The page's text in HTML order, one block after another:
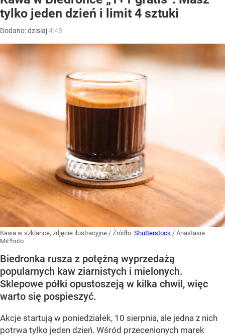
tylko jeden dzień i limit 4 sztuki
Dodano:dzisiaj4:48
Kawa w szklance, zdjęcie ilustracyjne / Źródło: Shutterstock / Anastasia
MiPhoto
Biedronka rusza z potężną wyprzedażą
popularnych kaw ziarnistych i mielonych.
Sklepowe półki opustoszeją w kilka chwil, więc
warto się pospieszyć.
Akcje startują w poniedziałek, 10 sierpnia, ale jedna z nich
potrwa tylko jeden dzień. Wśród przecenionych marek